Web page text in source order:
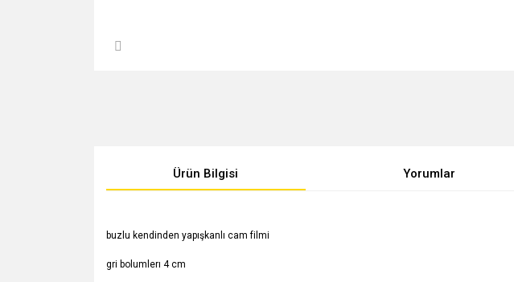
Ürün Bilgisi Yorumlar
​​buzlu kendinden yapışkanlı cam filmi
gri bolumlerı 4 cm